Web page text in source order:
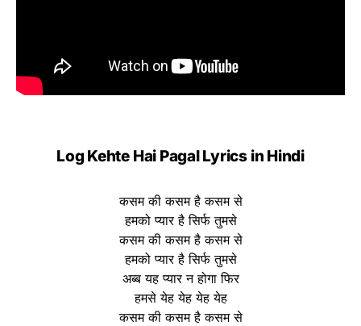
Log Kehte Hai Pagal Lyrics in Hindi
कसम की कसम है कसम से
हमको प्यार है सिर्फ तुमसे
कसम की कसम है कसम से
हमको प्यार है सिर्फ तुमसे
अब्ब यह प्यार न होगा फिर
हमसे येह येह येह येह
कसम की कसम है कसम से